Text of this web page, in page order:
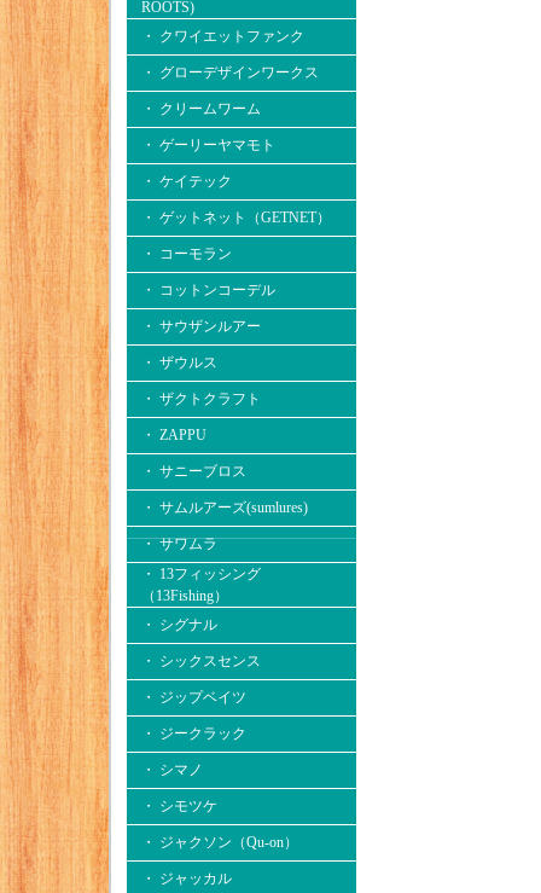
ROOTS)
・ クワイエットファンク
・ グローデザインワークス
・ クリームワーム
・ ゲーリーヤマモト
・ ケイテック
・ ゲットネット（GETNET）
・ コーモラン
・ コットンコーデル
・ サウザンルアー
・ ザウルス
・ ザクトクラフト
・ ZAPPU
・ サニーブロス
・ サムルアーズ(sumlures)
・ サワムラ
・ 13フィッシング
（13Fishing）
・ シグナル
・ シックスセンス
・ ジップベイツ
・ ジークラック
・ シマノ
・ シモツケ
・ ジャクソン（Qu-on）
・ ジャッカル